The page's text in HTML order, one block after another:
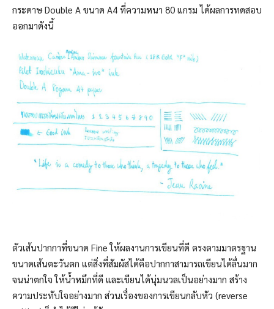
กระดาษ Double A ขนาด A4 ที่ความหนา 80 แกรม ได้ผลการทดสอบ
ออกมาดังนี้
ตัวเส้นปากกาที่ขนาด Fine ให้ผลงานการเขียนที่ดี ตรงตามมาตรฐาน
ขนาดเส้นตะวันตก แต่สิ่งที่สัมผัสได้คือปากกาสามารถเขียนได้ลื่นมาก
จนน่าตกใจ ให้น้ำหมึกที่ดี และเขียนได้นุ่มนวลเป็นอย่างมาก สร้าง
ความประทับใจอย่างมาก ส่วนเรื่องของการเขียนกลับหัว (reverse